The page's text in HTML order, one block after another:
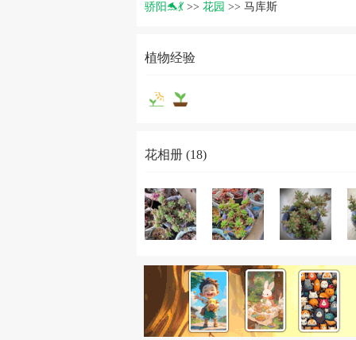
骄阳🐬💃 >> 花园 >> 马库斯
植物经验
花相册 (18)